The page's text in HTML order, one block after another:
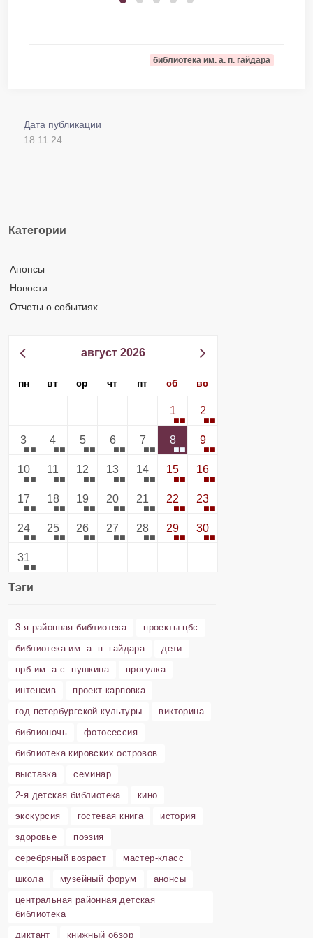
библиотека им. а. п. гайдара
Дата публикации
18.11.24
Категории
Анонсы
Новости
Отчеты о событиях
август 2026
пн вт ср чт пт сб вс
1 2
3 4 5 6 7 8 9
10 11 12 13 14 15 16
17 18 19 20 21 22 23
24 25 26 27 28 29 30
31
Тэги
3-я районная библиотека
проекты цбс
библиотека им. а. п. гайдара
дети
црб им. а.с. пушкина
прогулка
интенсив
проект карповка
год петербургской культуры
викторина
библионочь
фотосессия
библиотека кировских островов
выставка
семинар
2-я детская библиотека
кино
экскурсия
гостевая книга
история
здоровье
поэзия
серебряный возраст
мастер-класс
школа
музейный форум
анонсы
центральная районная детская
библиотека
диктант
книжный обзор